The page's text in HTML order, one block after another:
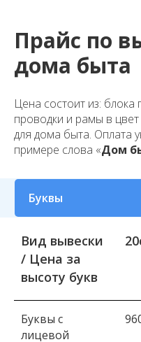
Прайс по
дома быта
Цена состоит из:
проводки и рамы в
для дома быта. Оплата
примере слова «Дом
Вид вывески
/ Цена за
высоту букв
Буквы с
лицевой